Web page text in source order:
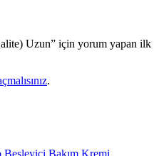
Uzun” için yorum yapan ilk
.